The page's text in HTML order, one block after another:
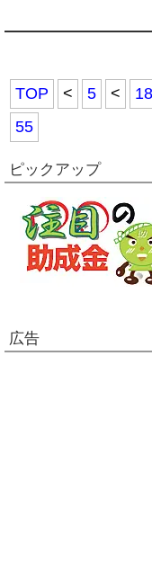
TOP < 5 < 18
55
ピックアップ
広告